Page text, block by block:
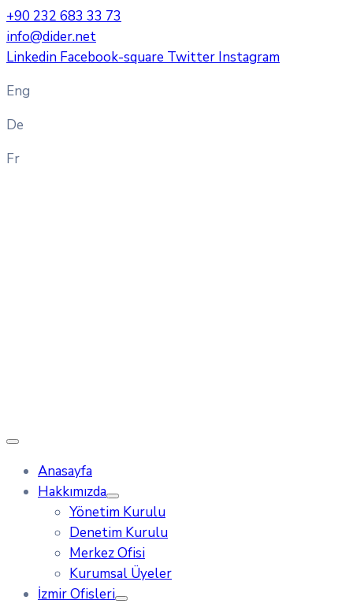
+90 232 683 33 73
info@dider.net
Linkedin Facebook-square Twitter Instagram
Eng
De
Fr
Anasayfa
Hakkımızda
Yönetim Kurulu
Denetim Kurulu
Merkez Ofisi
Kurumsal Üyeler
İzmir Ofisleri